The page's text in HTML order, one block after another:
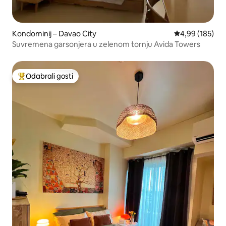
Kondominij – Davao City Prosječna
4,99 (185)
Suvremena garsonjera u zelenom tornju Avida Towers
Među najviše rangiranima s oznakom „Odabrali gosti”
Odabrali gosti